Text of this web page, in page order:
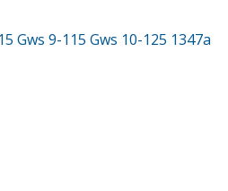
Gws 9-115 Gws 10-125 1347a